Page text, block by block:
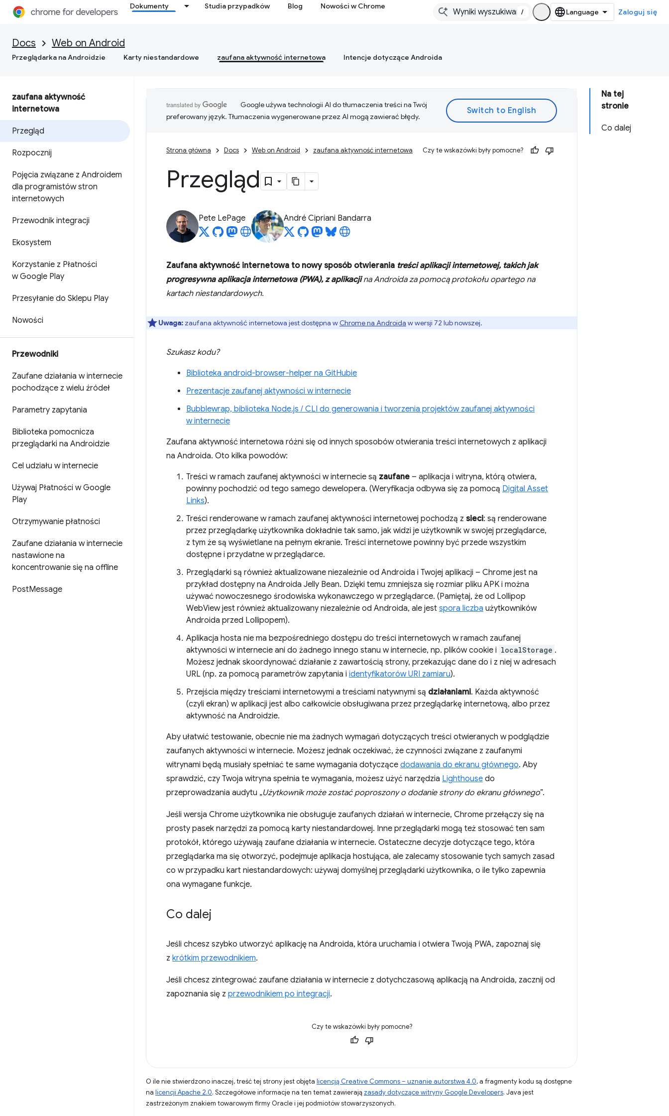
Dokumenty Studia przypadków Blog Nowości w Chrome
/ Zaloguj się
Docs Web on Android
Przeglądarka na Androidzie Karty niestandardowe zaufana aktywność internetowa Intencje dotyczące Androida
zaufana aktywność
internetowa
Przegląd
Rozpocznij
Pojęcia związane z Androidem
dla programistów stron
internetowych
Przewodnik integracji
Ekosystem
Korzystanie z Płatności
w Google Play
Przesyłanie do Sklepu Play
Nowości
Przewodniki
Zaufane działania w internecie
pochodzące z wielu źródeł
Parametry zapytania
Biblioteka pomocnicza
przeglądarki na Androidzie
Cel udziału w internecie
Używaj Płatności w Google
Play
Otrzymywanie płatności
Zaufane działania w internecie
nastawione na
koncentrowanie się na offline
PostMessage
Na tej
stronie
Co dalej
Google używa technologii AI do tłumaczenia treści na Twój
preferowany język. Tłumaczenia wygenerowane przez AI mogą zawierać błędy.
Strona główna Docs Web on Android zaufana aktywność internetowa Czy te wskazówki były pomocne?
Przegląd
Pete LePage André Cipriani Bandarra
Zaufana aktywność internetowa to nowy sposób otwierania treści aplikacji internetowej, takich jak
progresywna aplikacja internetowa (PWA), zaplikacjina Androida za pomocą protokołu opartego na
kartach niestandardowych.
Uwaga: zaufana aktywność internetowa jest dostępna w Chrome na Androida w wersji 72 lub nowszej.
Szukasz kodu?
Biblioteka android-browser-helper na GitHubie
Prezentacje zaufanej aktywności w internecie
Bubblewrap, biblioteka Node.js / CLI do generowania i tworzenia projektów zaufanej aktywności
w internecie
Zaufana aktywność internetowa różni się od innych sposobów otwierania treści internetowych z aplikacji
na Androida. Oto kilka powodów:
Treści w ramach zaufanej aktywności w internecie są zaufane – aplikacja i witryna, którą otwiera,
powinny pochodzić od tego samego dewelopera. (Weryfikacja odbywa się za pomocą Digital Asset
Links).
Treści renderowane w ramach zaufanej aktywności internetowej pochodzą z sieci: są renderowane
przez przeglądarkę użytkownika dokładnie tak samo, jak widzi je użytkownik w swojej przeglądarce,
z tym że są wyświetlane na pełnym ekranie. Treści internetowe powinny być przede wszystkim
dostępne i przydatne w przeglądarce.
Przeglądarki są również aktualizowane niezależnie od Androida i Twojej aplikacji – Chrome jest na
przykład dostępny na Androida Jelly Bean. Dzięki temu zmniejsza się rozmiar pliku APK i można
używać nowoczesnego środowiska wykonawczego w przeglądarce. (Pamiętaj, że od Lollipop
WebView jest również aktualizowany niezależnie od Androida, ale jest spora liczba użytkowników
Androida przed Lollipopem).
Aplikacja hosta nie ma bezpośredniego dostępu do treści internetowych w ramach zaufanej
aktywności w internecie ani do żadnego innego stanu w internecie, np. plików cookie i localStorage .
Możesz jednak skoordynować działanie z zawartością strony, przekazując dane do i z niej w adresach
URL (np. za pomocą parametrów zapytania i identyfikatorów URI zamiaru).
Przejścia między treściami internetowymi a treściami natywnymi są działaniami. Każda aktywność
(czyli ekran) w aplikacji jest albo całkowicie obsługiwana przez przeglądarkę internetową, albo przez
aktywność na Androidzie.
Aby ułatwić testowanie, obecnie nie ma żadnych wymagań dotyczących treści otwieranych w podglądzie
zaufanych aktywności w internecie. Możesz jednak oczekiwać, że czynności związane z zaufanymi
witrynami będą musiały spełniać te same wymagania dotyczące dodawania do ekranu głównego. Aby
sprawdzić, czy Twoja witryna spełnia te wymagania, możesz użyć narzędzia Lighthouse do
przeprowadzania audytu „Użytkownik może zostać poproszony o dodanie strony do ekranu głównego”.
Jeśli wersja Chrome użytkownika nie obsługuje zaufanych działań w internecie, Chrome przełączy się na
prosty pasek narzędzi za pomocą karty niestandardowej. Inne przeglądarki mogą też stosować ten sam
protokół, którego używają zaufane działania w internecie. Ostateczne decyzje dotyczące tego, która
przeglądarka ma się otworzyć, podejmuje aplikacja hostująca, ale zalecamy stosowanie tych samych zasad
co w przypadku kart niestandardowych: używaj domyślnej przeglądarki użytkownika, o ile tylko zapewnia
ona wymagane funkcje.
Co dalej
Jeśli chcesz szybko utworzyć aplikację na Androida, która uruchamia i otwiera Twoją PWA, zapoznaj się
z krótkim przewodnikiem.
Jeśli chcesz zintegrować zaufane działania w internecie z dotychczasową aplikacją na Androida, zacznij od
zapoznania się z przewodnikiem po integracji.
Czy te wskazówki były pomocne?
O ile nie stwierdzono inaczej, treść tej strony jest objęta licencją Creative Commons – uznanie autorstwa 4.0, a fragmenty kodu są dostępne
na licencji Apache 2.0. Szczegółowe informacje na ten temat zawierają zasady dotyczące witryny Google Developers. Java jest
zastrzeżonym znakiem towarowym firmy Oracle i jej podmiotów stowarzyszonych.